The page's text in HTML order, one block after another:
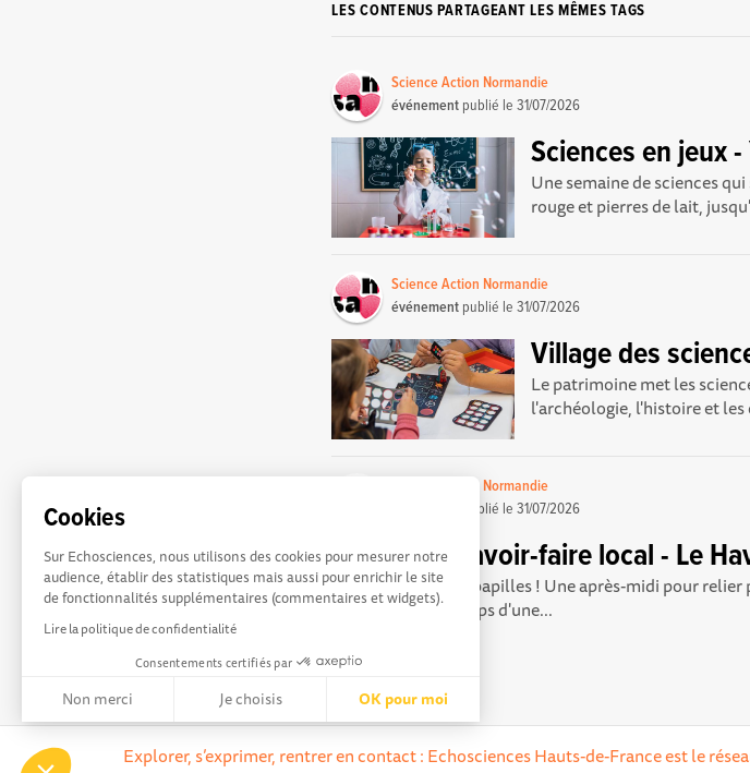
Cookies
Sur Echosciences, nous utilisons des cookies pour mesurer notre
audience, établir des statistiques mais aussi pour enrichir le site
de fonctionnalités supplémentaires (commentaires et widgets).
Lire la politique de confidentialité
Consentements certifiés par
Non merci Je choisis OK pour moi
Plateforme de Gestion du Consentement : Personnalisez vos Options
LES CONTENUS PARTAGEANT LES MÊMES TAGS
Science Action Normandie
événement publié le31/07/2026
Sciences en jeux
Une semaine de sciences
rouge et pierres de lait,
Science Action Normandie
événement publié le31/07/2026
Village des
Le patrimoine met les
l'archéologie, l'histoire et les
Science Action Normandie
publié le31/07/2026
Saveurs & savoir-faire local - Le
De la récolte à vos papilles ! Une après-midi pour
Port Center. Le temps d'une...
Explorer, s’exprimer, rentrer en contact : Echosciences Hauts-de-France est le